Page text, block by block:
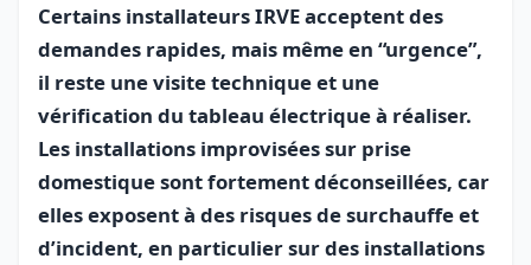
Certains installateurs IRVE acceptent des
demandes rapides, mais même en “urgence”,
il reste une visite technique et une
vérification du tableau électrique à réaliser.
Les installations improvisées sur prise
domestique sont fortement déconseillées, car
elles exposent à des risques de surchauffe et
d’incident, en particulier sur des installations